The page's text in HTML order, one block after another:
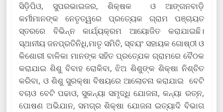
ସିଡ଼ିପିଓ, ସୁପରଭାଇଜର, ଶିକ୍ଷକ ଓ ଆଙ୍ଗନବାଡ଼ି
କର୍ମୀମାନଙ୍କ ନେତୃତ୍ୱରେ ପ୍ରତ୍ୟେକ ଗ୍ରାମ ପଞ୍ଚାୟତ
ସ୍ତରରେ ବିଭିନ୍ନ କାର୍ଯ୍ୟକ୍ରମ ଆୟୋଜିତ କରାଯାଇଛି।
ସ୍ଥାନୀୟ ଜନପ୍ରତିନିଧି,ମାତୃ ସମିତି, ସ୍ବୟଂ ସହାୟକ ଗୋଷ୍ଠୀ ଓ
କିଶୋରୀ ବାଳିକା ମାନଙ୍କ ସହିତ ପ୍ରତ୍ଯେକ ଗ୍ରାମରେ ବୈଠକ
କରାଯାଇ ଶିଶୁ ବିବାହ ରୋକିବା, ଝିଅ ଶିଶୁଙ୍କ ଶିକ୍ଷା ନିଶ୍ଚିତ
କରିବା, ଓ ଶିଶୁ ସୁରକ୍ଷା ବିଷୟରେ ଆଲୋଚନା କରାଯାଇ ବେଟି
ବଚାଓ ବେଟି ପଢାଓ, ସୁକନ୍ୟା ସମୃଦ୍ଧି ଯୋଜନା, କନ୍ୟା ରତ୍ନ,
ପୋଷଣ ଅଭିଯାନ, ସମଗ୍ର ଶିକ୍ଷା ଯୋଜନା ଇତ୍ୟାଦି ବିଭାଗ